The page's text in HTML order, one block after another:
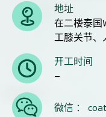
地址
在二楼泰国
工膝关节、
开工时间
–
微信 ：